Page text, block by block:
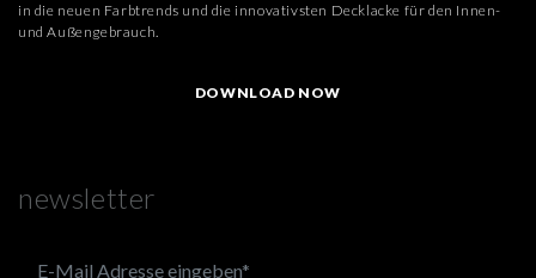
in die neuen Farbtrends und die innovativsten Decklacke für den Innen-
und Außengebrauch.
DOWNLOAD NOW
newsletter